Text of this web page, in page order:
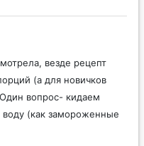
везде рецепт
(а для новичков
вопрос- кидаем
(как замороженные